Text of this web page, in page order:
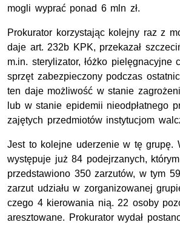
mogli wyprać ponad 6 mln zł.
Prokurator korzystając kolejny raz z
daje art. 232b KPK, przekazał
m.in. sterylizator, łóżko pielęgnacyjne
sprzęt zabezpieczony podczas
ten daje możliwość w stanie
lub w stanie epidemii nieodpłatnego
zajętych przedmiotów instytucjom
Jest to kolejne uderzenie w tę grupę.
występuje już 84 podejrzanych, którym
przedstawiono 350 zarzutów, w tym
zarzut udziału w zorganizowanej
czego 4 kierowania nią. 22 osoby
aresztowane. Prokurator wydał